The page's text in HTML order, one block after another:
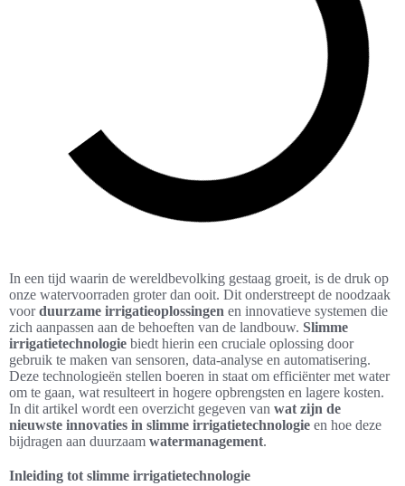
In een tijd waarin de wereldbevolking gestaag groeit, is de druk op
onze watervoorraden groter dan ooit. Dit onderstreept de noodzaak
voorduurzame irrigatieoplossingen en innovatieve systemen die
zich aanpassen aan de behoeften van de landbouw. Slimme
irrigatietechnologie biedt hierin een cruciale oplossing door
gebruik te maken van sensoren, data-analyse en automatisering.
Deze technologieën stellen boeren in staat om efficiënter met water
om te gaan, wat resulteert in hogere opbrengsten en lagere kosten.
In dit artikel wordt een overzicht gegeven van wat zijn de
nieuwste innovaties in slimme irrigatietechnologie en hoe deze
bijdragen aan duurzaam watermanagement.
Inleiding tot slimme irrigatietechnologie